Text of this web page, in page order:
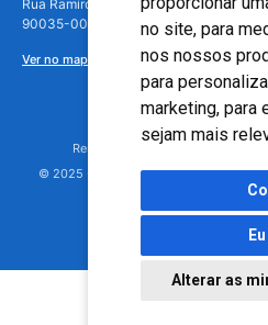
no site, para
nos nossos
para
marketing, para
sejam mais
Alterar as
Rua Ramiro Barcelos, 630 – 5º andar –
90035-001
Ver no mapa
Responsável Técnico: Dr. Luiz
© 2025 - Hospital Moinhos de Vento -